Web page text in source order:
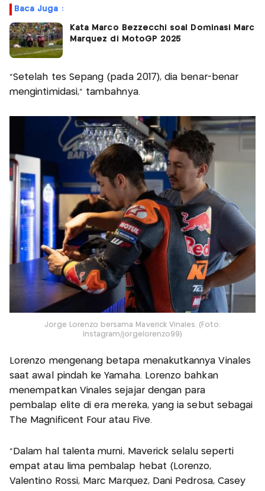
Baca Juga :
Kata Marco Bezzecchi soal Dominasi Marc
Marquez di MotoGP 2025
"Setelah tes Sepang (pada 2017), dia benar-benar
mengintimidasi," tambahnya.
Jorge Lorenzo bersama Maverick Vinales. (Foto:
Instagram/jorgelorenzo99)
Lorenzo mengenang betapa menakutkannya Vinales
saat awal pindah ke Yamaha. Lorenzo bahkan
menempatkan Vinales sejajar dengan para
pembalap elite di era mereka, yang ia sebut sebagai
The Magnificent Four atau Five.
"Dalam hal talenta murni, Maverick selalu seperti
empat atau lima pembalap hebat (Lorenzo,
Valentino Rossi, Marc Marquez, Dani Pedrosa, Casey